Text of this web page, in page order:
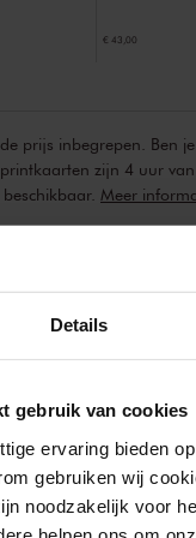
Details
gebruik van cookies
ervaring bieden
gebruiken wij
noodzakelijk voor
€ 43,00
prijs inbegrepen. Ben
zijn 4 uur
Meer
transactiekosten: € 5
bestellen? Mail naar
of bel de